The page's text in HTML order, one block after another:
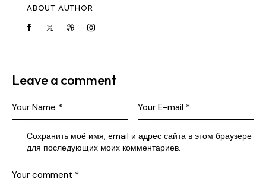
ABOUT AUTHOR
Leave a comment
Сохранить моё имя, email и адрес сайта в этом браузере
для последующих моих комментариев.